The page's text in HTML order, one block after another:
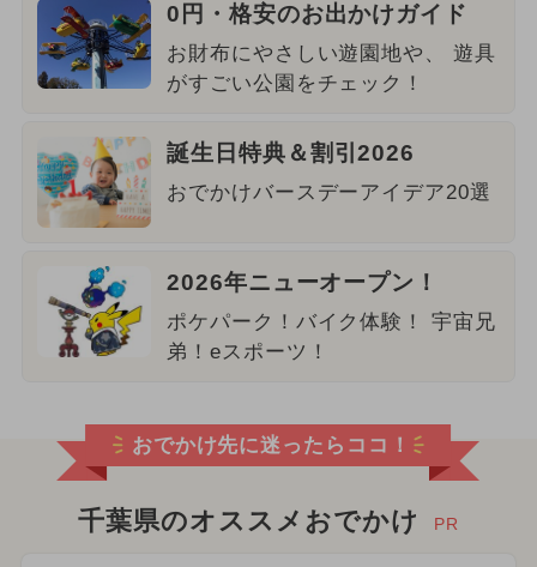
0円・格安のお出かけガイド
お財布にやさしい遊園地や、 遊具
がすごい公園をチェック！
誕生日特典＆割引2026
おでかけバースデーアイデア20選
2026年ニューオープン！
ポケパーク！バイク体験！ 宇宙兄
弟！eスポーツ！
おでかけ先に迷ったらココ！
千葉県のオススメおでかけ PR